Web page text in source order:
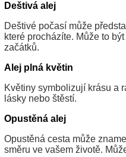
Deštivá alej
Deštivé počasí může
které procházíte. Může to
začátků.
Alej plná květin
Květiny symbolizují krásu a
lásky nebo štěstí.
Opustěná alej
Opustěná cesta může
směru ve vašem životě.